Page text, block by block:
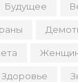
Будущее
Здоровье